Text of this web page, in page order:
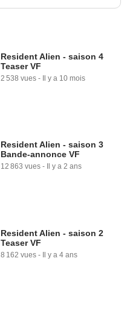
Resident Alien - saison 4
Teaser VF
2 538 vues - Il y a 10 mois
Resident Alien - saison 3
Bande-annonce VF
12 863 vues - Il y a 2 ans
Resident Alien - saison 2
Teaser VF
8 162 vues - Il y a 4 ans